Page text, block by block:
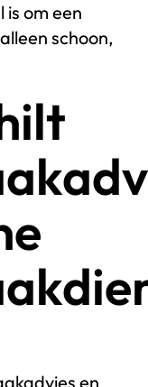
om een
schoon,
en